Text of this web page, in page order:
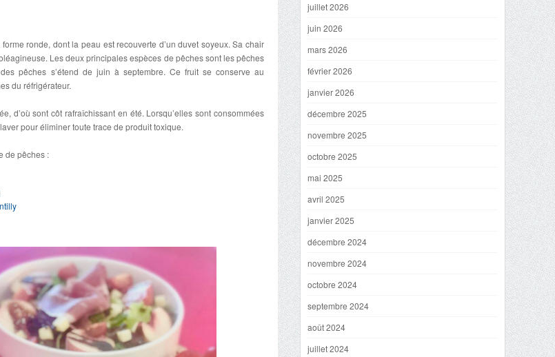
ronde, dont la peau est recouverte d’un duvet soyeux. Sa chair
Les deux principales espèces de pêches sont les pêches
pêches s’étend de juin à septembre. Ce fruit se conserve au
du réfrigérateur.
d’où sont côt rafraîchissant en été. Lorsqu’elles sont consommées
pour éliminer toute trace de produit toxique.
de pêches :
juillet 2026
juin 2026
mars 2026
février 2026
janvier 2026
décembre 2025
novembre 2025
octobre 2025
mai 2025
avril 2025
janvier 2025
décembre 2024
novembre 2024
octobre 2024
septembre 2024
août 2024
juillet 2024